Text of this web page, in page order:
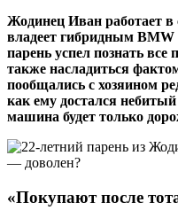
Жодинец Иван работает в
владеет гибридным BMW
парень успел познать
также насладиться
пообщались с хозяином
как ему достался
машина будет только
«Покупают после